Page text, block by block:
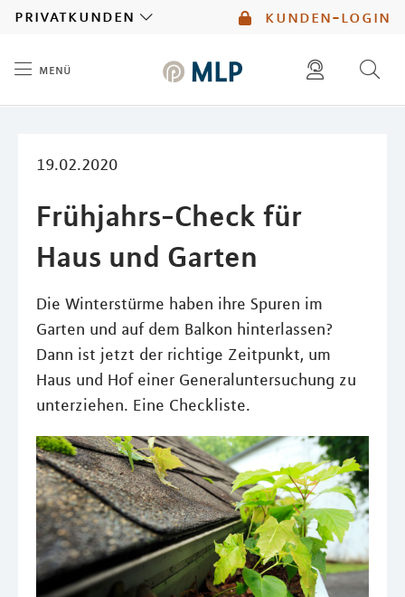
kunden-login
privatkunden
menü
19.02.2020
Frühjahrs-Check für
Haus und Garten
Die Winterstürme haben ihre Spuren im
Garten und auf dem Balkon hinterlassen?
Dann ist jetzt der richtige Zeitpunkt, um
Haus und Hof einer Generaluntersuchung zu
unterziehen. Eine Checkliste.